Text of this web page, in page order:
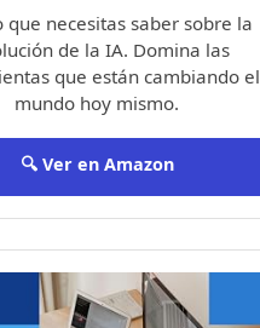
que necesitas saber sobre la
de la IA. Domina las
que están cambiando el
mundo hoy mismo.
🔍 Ver en Amazon